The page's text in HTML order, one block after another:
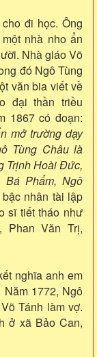
đi học. Ông
nhà nho ẩn
Nhà giáo Võ
đó Ngô Tùng
văn bia viết về
đại thần triều
1867 có đoạn:
mở trường dạy
Tùng Châu là
Trịnh Hoài Đức,
Phẩm, Ngô
nhân tài lập
sĩ tiết tháo như
Phan Văn Trị,
nghĩa anh em
Năm 1772, Ngô
Tánh làm vợ.
ở xã Bảo Can,